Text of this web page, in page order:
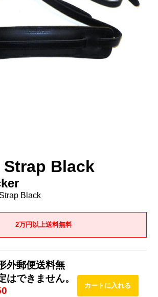
Black
Black
2万円以上送料無料
外郵便送料無
はできません。